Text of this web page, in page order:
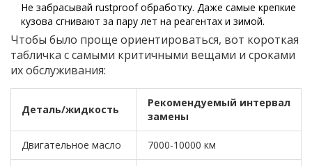
Не забрасывай rustproof обработку. Даже самые крепкие
кузова сгнивают за пару лет на реагентах и зимой.
Чтобы было проще ориентироваться, вот короткая
табличка с самыми критичными вещами и сроками
их обслуживания:
Деталь/жидкость
Рекомендуемый интервал
замены
Двигательное масло 7000-10000 км